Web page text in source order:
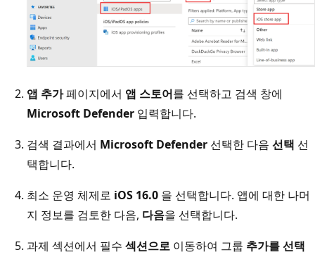
앱 추가페이지에서 앱 스토어를 선택하고 검색 창에
Microsoft Defender 입력합니다.
검색 결과에서 Microsoft Defender 선택한 다음 선택 선
택합니다.
최소 운영 체제로 iOS 16.0 을 선택합니다. 앱에 대한 나머
지 정보를 검토한 다음, 다음을 선택합니다.
과제 섹션에서 필수 섹션으로 이동하여 그룹 추가를 선택